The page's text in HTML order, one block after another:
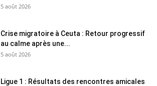
5 août 2026
Crise migratoire à Ceuta : Retour progressif
au calme après une...
5 août 2026
Ligue 1 : Résultats des rencontres amicales